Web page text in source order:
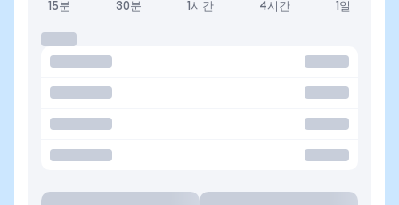
15분 30분 1시간 4시간 1일